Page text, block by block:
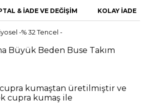
& İADE VE DEĞİŞİM KOLAY İADE
-% 32 Tencel -
Büyük Beden Buse Takım
kumaştan üretilmiştir ve
cupra kumaş ile